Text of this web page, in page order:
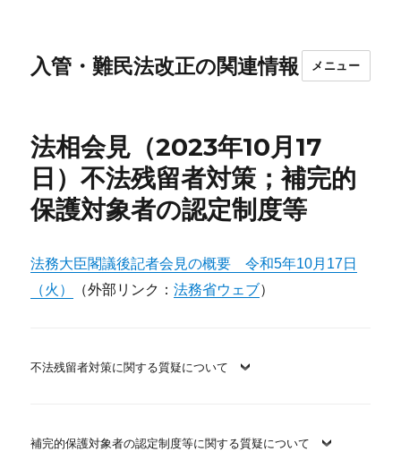
入管・難民法改正の関連情報 メニュー
法相会見（2023年10月17
日）不法残留者対策；補完的
保護対象者の認定制度等
法務大臣閣議後記者会見の概要 令和5年10月17日
（火）
（外部リンク：法務省ウェブ）
不法残留者対策に関する質疑について
補完的保護対象者の認定制度等に関する質疑について